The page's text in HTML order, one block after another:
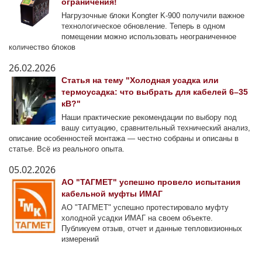
Нагрузочные блоки Kongter K-900 получили важное
технологическое обновление. Теперь в одном
помещении можно использовать неограниченное
количество блоков
26.02.2026
Статья на тему "Холодная усадка или
термоусадка: что выбрать для кабелей 6–35
кВ?"
Наши практические рекомендации по выбору под
вашу ситуацию, сравнительный технический анализ,
описание особенностей монтажа — честно собраны и описаны в
статье. Всё из реального опыта.
05.02.2026
АО "ТАГМЕТ" успешно провело испытания
кабельной муфты ИМАГ
АО "ТАГМЕТ" успешно протестировало муфту
холодной усадки ИМАГ на своем объекте.
Публикуем отзыв, отчет и данные тепловизионных
измерений